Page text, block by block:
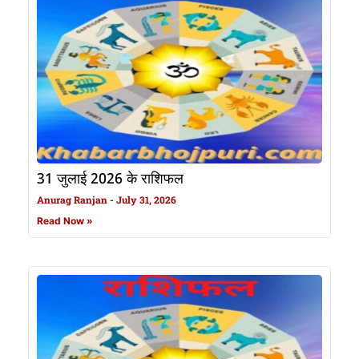
31 जुलाई 2026 के राशिफल
Anurag Ranjan July 31, 2026
Read Now »